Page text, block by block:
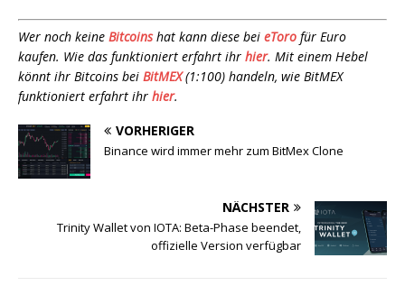
Wer noch keine Bitcoinshat kann diese bei eToro für Euro
kaufen. Wie das funktioniert erfahrt ihr hier. Mit einem Hebel
könnt ihr Bitcoins bei BitMEX(1:100) handeln, wie BitMEX
funktioniert erfahrt ihr hier.
VORHERIGER
Binance wird immer mehr zum BitMex Clone
NÄCHSTER
Trinity Wallet von IOTA: Beta-Phase beendet,
offizielle Version verfügbar